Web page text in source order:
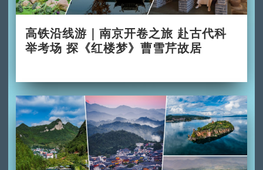
高铁沿线游｜南京开卷之旅 赴古代科
举考场 探《红楼梦》曹雪芹故居